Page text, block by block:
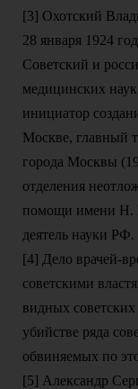
[3] Охотский
28 января 1924
Советский и
медицинских
инициатор
Москве, главный
города Москвы
отделения
помощи имени Н.
деятель науки РФ.
[4] Дело врачей-
советскими
видных
убийстве ряда
обвиняемых по
[5] Александр